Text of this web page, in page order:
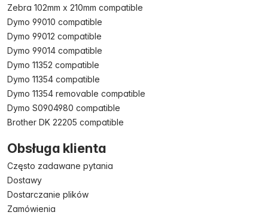
Zebra 102mm x 210mm compatible
Dymo 99010 compatible
Dymo 99012 compatible
Dymo 99014 compatible
Dymo 11352 compatible
Dymo 11354 compatible
Dymo 11354 removable compatible
Dymo S0904980 compatible
Brother DK 22205 compatible
Obsługa klienta
Często zadawane pytania
Dostawy
Dostarczanie plików
Zamówienia